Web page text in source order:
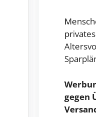
gegen